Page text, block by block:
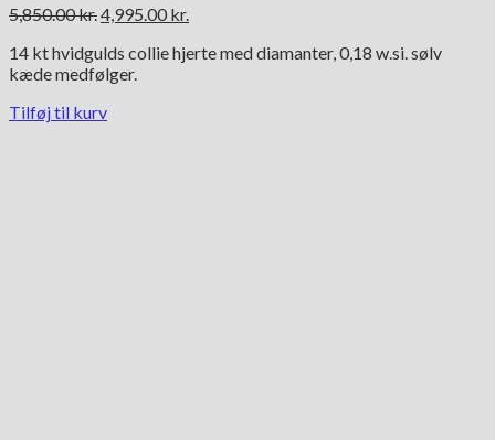
5,850.00kr.Den
pris
var:
4,995.00 kr.
pris
14 kt hvidgulds collie hjerte med diamanter, 0,18 w.si. sølv
kæde medfølger.
Tilføj til kurv